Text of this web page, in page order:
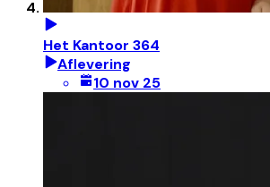
Het Kantoor 364
Aflevering
10 nov 25